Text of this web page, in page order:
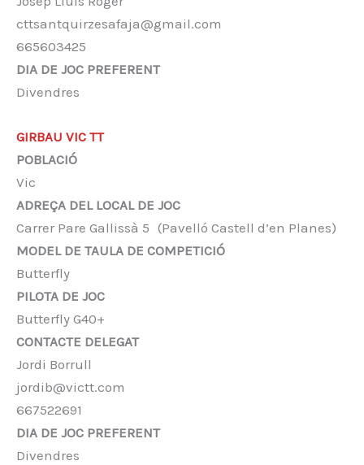
cttsantquirzesafaja@gmail.com
665603425
DIA DE JOC PREFERENT
Divendres
GIRBAU VIC TT
POBLACIÓ
Vic
ADREÇA DEL LOCAL DE JOC
Carrer Pare Gallissà 5 (Pavelló Castell d’en Planes)
MODEL DE TAULA DE COMPETICIÓ
Butterfly
PILOTA DE JOC
Butterfly G40+
CONTACTE DELEGAT
Jordi Borrull
jordib@victt.com
667522691
DIA DE JOC PREFERENT
Divendres